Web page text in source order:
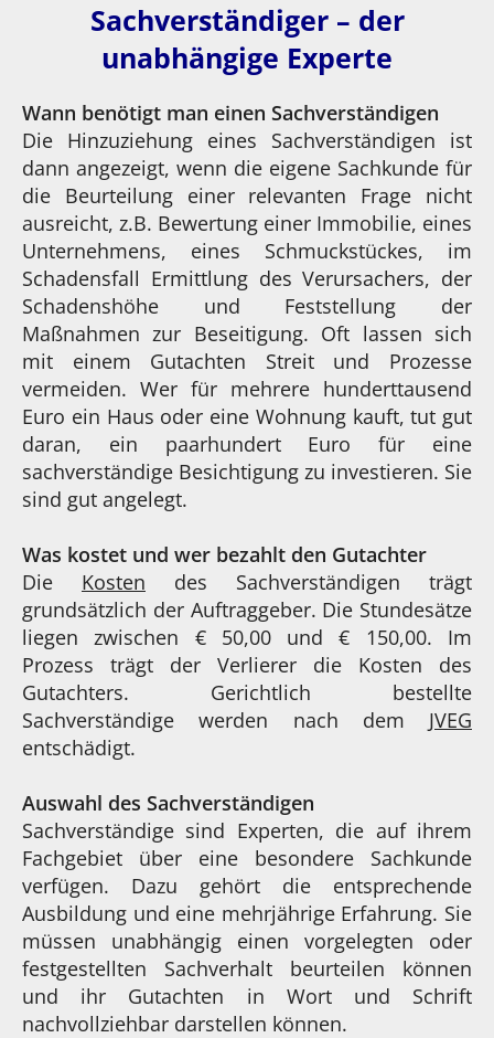
Sachverständiger – der
unabhängige Experte
Wann benötigt man einen Sachverständigen
Die Hinzuziehung eines Sachverständigen ist
dann angezeigt, wenn die eigene Sachkunde für
die Beurteilung einer relevanten Frage nicht
ausreicht, z.B. Bewertung einer Immobilie, eines
Unternehmens, eines Schmuckstückes, im
Schadensfall Ermittlung des Verursachers, der
Schadenshöhe und Feststellung der
Maßnahmen zur Beseitigung. Oft lassen sich
mit einem Gutachten Streit und Prozesse
vermeiden. Wer für mehrere hunderttausend
Euro ein Haus oder eine Wohnung kauft, tut gut
daran, ein paarhundert Euro für eine
sachverständige Besichtigung zu investieren. Sie
sind gut angelegt.
Was kostet und wer bezahlt den Gutachter
Die Kosten des Sachverständigen trägt
grundsätzlich der Auftraggeber. Die Stundesätze
liegen zwischen € 50,00 und € 150,00. Im
Prozess trägt der Verlierer die Kosten des
Gutachters. Gerichtlich bestellte
Sachverständige werden nach dem JVEG
entschädigt.
Auswahl des Sachverständigen
Sachverständige sind Experten, die auf ihrem
Fachgebiet über eine besondere Sachkunde
verfügen. Dazu gehört die entsprechende
Ausbildung und eine mehrjährige Erfahrung. Sie
müssen unabhängig einen vorgelegten oder
festgestellten Sachverhalt beurteilen können
und ihr Gutachten in Wort und Schrift
nachvollziehbar darstellen können.